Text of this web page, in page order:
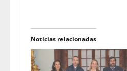
Noticias relacionadas